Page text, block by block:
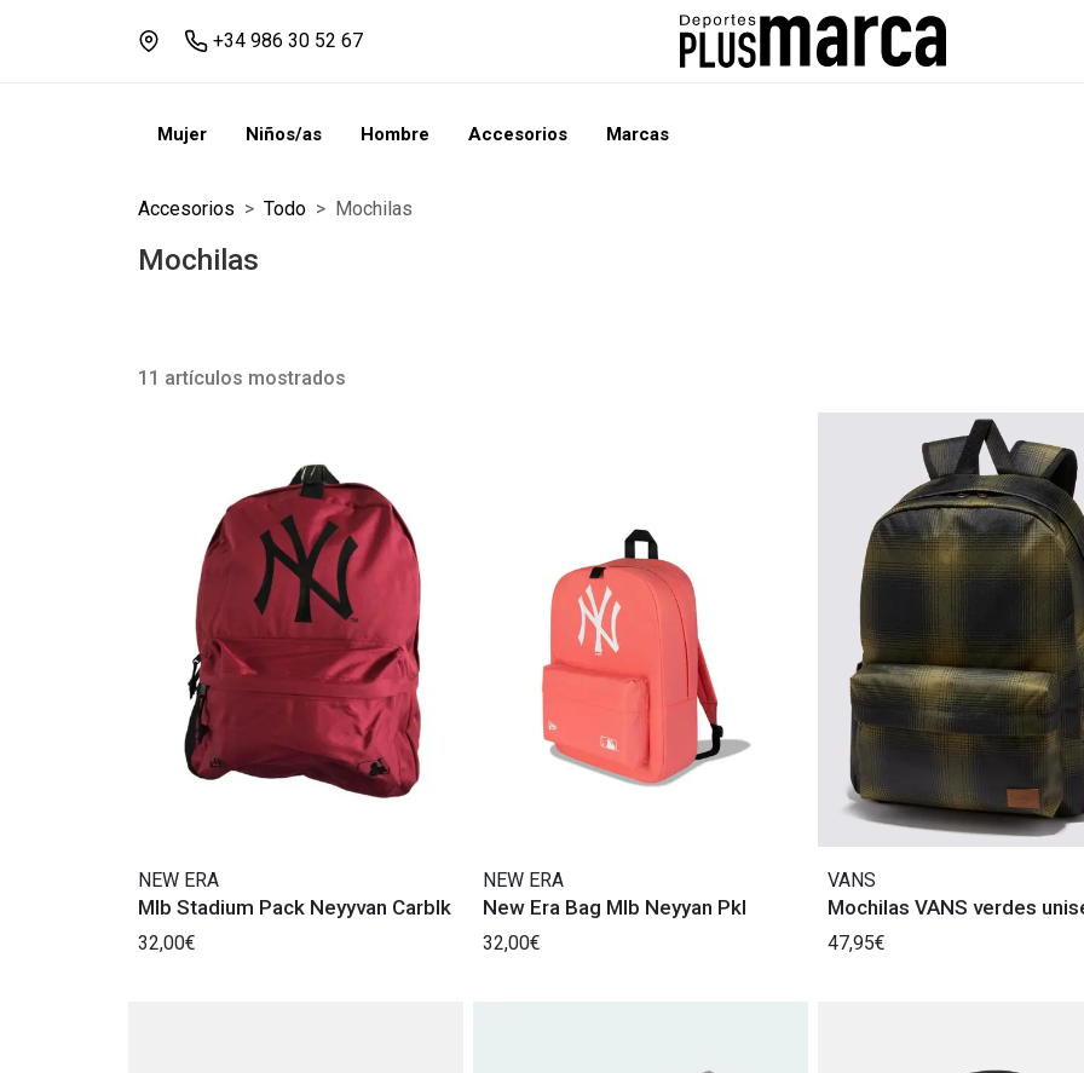
+34 986 30 52 67
Mujer Niños/as Hombre Accesorios Marcas
Accesorios Todo Mochilas
Mochilas
11 artículos mostrados
NEW ERA
Mlb Stadium Pack Neyyvan Carblk
32,00€
NEW ERA
New Era Bag Mlb Neyyan Pkl
32,00€
VANS
Mochilas VANS verdes
47,95€